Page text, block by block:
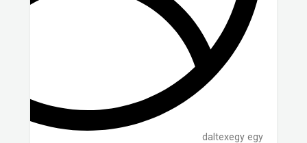
daltexegy egy